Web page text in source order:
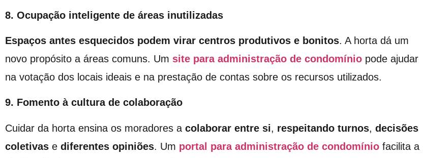
8. Ocupação inteligente de áreas inutilizadas
Espaços antes esquecidos podem virar centros produtivos e bonitos. A horta dá um
novo propósito a áreas comuns. Um site para administração de condomínio pode ajudar
na votação dos locais ideais e na prestação de contas sobre os recursos utilizados.
9. Fomento à cultura de colaboração
Cuidar da horta ensina os moradores a colaborar entre si, respeitando turnos, decisões
coletivas e diferentes opiniões. Um portal para administração de condomínio facilita a